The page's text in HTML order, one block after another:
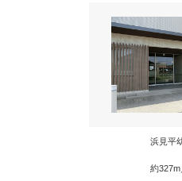
浜見平
約327m